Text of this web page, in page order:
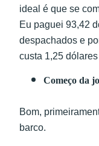
ideal é que se
Eu paguei 93,42
despachados e
custa 1,25
Começo da
Bom,
barco.